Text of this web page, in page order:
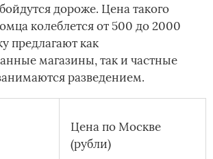
дороже. Цена такого
колеблется от 500 до 2000
предлагают как
магазины, так и частные
разведением.
Цена по Москве
(рубли)